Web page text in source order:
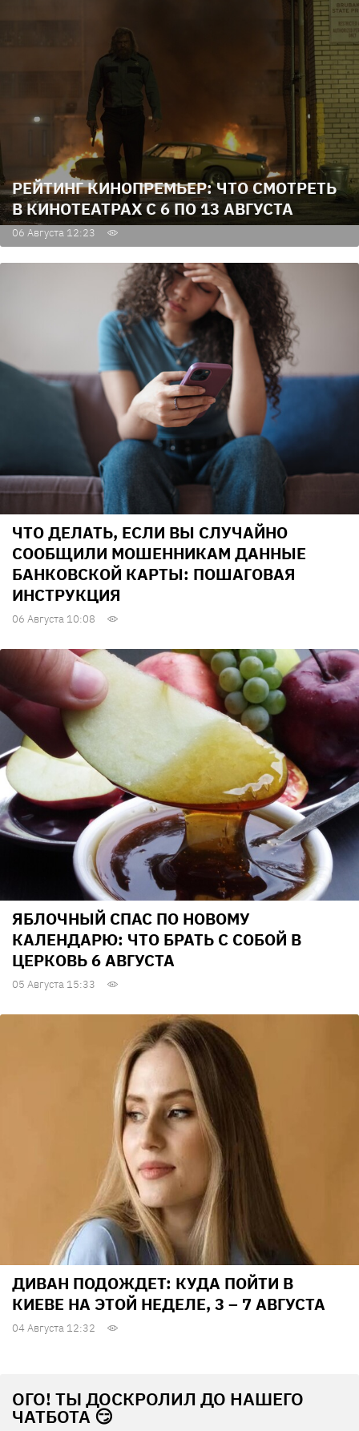
РЕЙТИНГ КИНОПРЕМЬЕР: ЧТО СМОТРЕТЬ
В КИНОТЕАТРАХ С 6 ПО 13 АВГУСТА
06 Августа 12:23
ЧТО ДЕЛАТЬ, ЕСЛИ ВЫ СЛУЧАЙНО
СООБЩИЛИ МОШЕННИКАМ ДАННЫЕ
БАНКОВСКОЙ КАРТЫ: ПОШАГОВАЯ
ИНСТРУКЦИЯ
06 Августа 10:08
ЯБЛОЧНЫЙ СПАС ПО НОВОМУ
КАЛЕНДАРЮ: ЧТО БРАТЬ С СОБОЙ В
ЦЕРКОВЬ 6 АВГУСТА
05 Августа 15:33
ДИВАН ПОДОЖДЕТ: КУДА ПОЙТИ В
КИЕВЕ НА ЭТОЙ НЕДЕЛЕ, 3 – 7 АВГУСТА
04 Августа 12:32
ОГО! ТЫ ДОСКРОЛИЛ ДО НАШЕГО
ЧАТБОТА 😏